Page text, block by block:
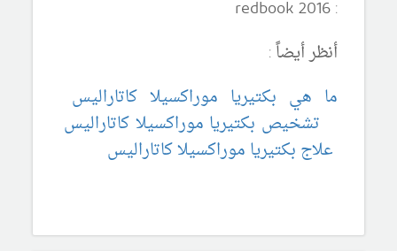
:
redbook 2016
أنظر أيضاً :
ما هي بكتيريا موراكسيلا كاتاراليس
تشخيص بكتيريا موراكسيلا كاتاراليس
علاج بكتيريا موراكسيلا كاتاراليس